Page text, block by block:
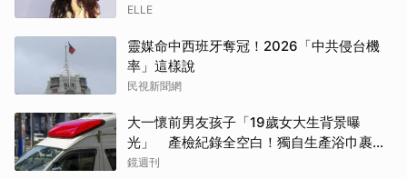
ELLE
靈媒命中西班牙奪冠！2026「中共侵台機
率」這樣說
民視新聞網
大一懷前男友孩子「19歲女大生背景曝
光」 產檢紀錄全空白！獨自生產浴巾裹嬰
屍藏家5天
鏡週刊